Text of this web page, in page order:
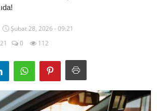
Şubat 28, 2026 - 09:21
0 112